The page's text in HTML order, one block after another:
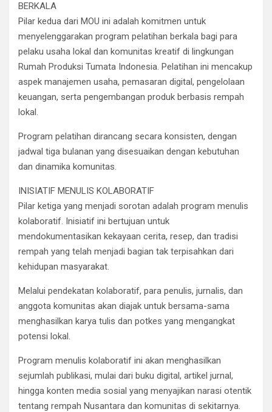
BERKALA
Pilar kedua dari MOU ini adalah komitmen untuk
menyelenggarakan program pelatihan berkala bagi para
pelaku usaha lokal dan komunitas kreatif di lingkungan
Rumah Produksi Tumata Indonesia. Pelatihan ini mencakup
aspek manajemen usaha, pemasaran digital, pengelolaan
keuangan, serta pengembangan produk berbasis rempah
lokal.
Program pelatihan dirancang secara konsisten, dengan
jadwal tiga bulanan yang disesuaikan dengan kebutuhan
dan dinamika komunitas.
INISIATIF MENULIS KOLABORATIF
Pilar ketiga yang menjadi sorotan adalah program menulis
kolaboratif. Inisiatif ini bertujuan untuk
mendokumentasikan kekayaan cerita, resep, dan tradisi
rempah yang telah menjadi bagian tak terpisahkan dari
kehidupan masyarakat.
Melalui pendekatan kolaboratif, para penulis, jurnalis, dan
anggota komunitas akan diajak untuk bersama-sama
menghasilkan karya tulis dan potkes yang mengangkat
potensi lokal.
Program menulis kolaboratif ini akan menghasilkan
sejumlah publikasi, mulai dari buku digital, artikel jurnal,
hingga konten media sosial yang menyajikan narasi otentik
tentang rempah Nusantara dan komunitas di sekitarnya.